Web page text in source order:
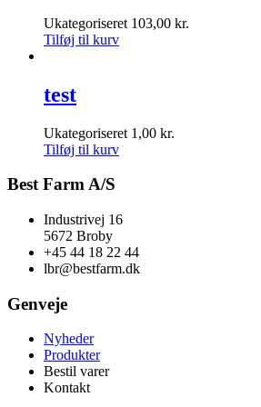
Ukategoriseret 103,00 kr.
Tilføj til kurv
test
Ukategoriseret 1,00 kr.
Tilføj til kurv
Best Farm A/S
Industrivej 16
5672 Broby
+45 44 18 22 44
lbr@bestfarm.dk
Genveje
Nyheder
Produkter
Bestil varer
Kontakt